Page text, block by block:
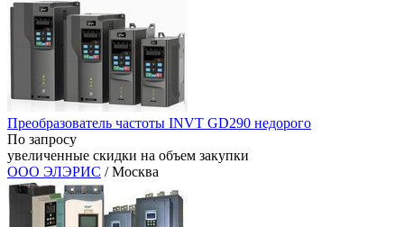
Преобразователь частоты INVT GD290 недорого
По запросу
увеличенные скидки на объем закупки
ООО ЭЛЭРИС / Москва